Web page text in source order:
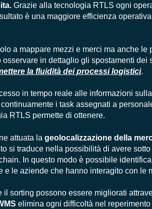
Grazie alla tecnologia RTLS ogni
è una maggiore efficienza
a mappare mezzi e merci ma anche le
in dettaglio gli spostamenti
la fluidità dei processi logistici.
in tempo reale alle informazioni
i task assegnati a
RTLS permette di ottenere.
attuata lageolocalizzazione della
si traduce nella possibilità di avere
In questo modo è possibile
le aziende che hanno interagito con le
il sorting possono essere migliorati
elimina ogni difficoltà nel